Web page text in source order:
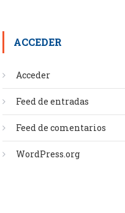
ACCEDER
Acceder
Feed de entradas
Feed de comentarios
WordPress.org